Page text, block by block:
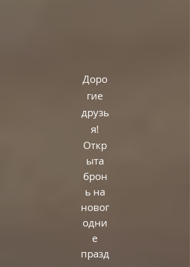
Доро
гие
друзь
я!
Откр
ыта
брон
ь на
новог
одни
е
празд